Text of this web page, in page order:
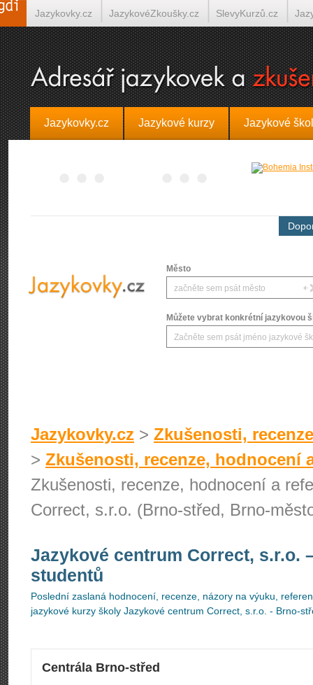
Jazykovky.cz Jazykové kurzy Jazykové
Město
Můžete vybrat konkrétní jazykovou
Jazykovky.cz > Zkušenosti,
> Zkušenosti, recenze, hodnocení
Zkušenosti, recenze, hodnocení a
Correct, s.r.o. (Brno-střed, Brno-
Jazykové centrum Correct, s.r.o.
studentů
Poslední zaslaná hodnocení, recenze, názory na výuku,
jazykové kurzy školy Jazykové centrum Correct, s.r.o. - Brno-
Centrála Brno-střed
Jazykovky.cz JazykovéZkoušky.cz SlevyKurzů.cz
Španělština on-line Italština on-line Tlumočení-